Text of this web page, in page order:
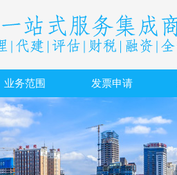
业务范围 发票申请